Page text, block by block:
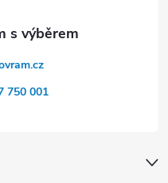
750 001